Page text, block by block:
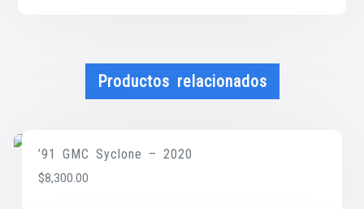
Productos relacionados
’91 GMC Syclone – 2020
$8,300.00